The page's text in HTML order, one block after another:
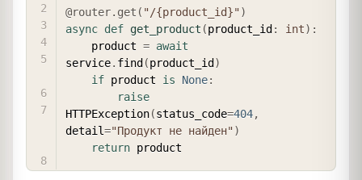
@router. get ( "/{product_id}")
async def get_product (product_id : int) :
    product
= await
service. find (product_id )
if product is None:
raise
HTTPException(status_code=404,
detail="Продукт не найден")
return